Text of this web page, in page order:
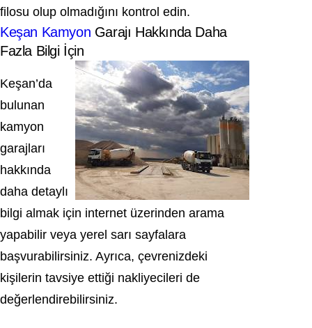
filosu olup olmadığını kontrol edin.
Keşan Kamyon Garajı Hakkında Daha
Fazla Bilgi İçin
Keşan’da
bulunan
kamyon
garajları
hakkında
daha detaylı
bilgi almak için internet üzerinden arama
yapabilir veya yerel sarı sayfalara
başvurabilirsiniz. Ayrıca, çevrenizdeki
kişilerin tavsiye ettiği nakliyecileri de
değerlendirebilirsiniz.